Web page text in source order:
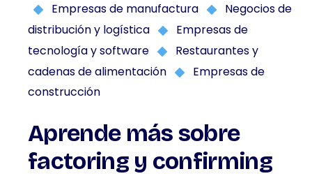
Empresas de manufactura
Negocios de
distribución y logística
Empresas de
tecnología y software
Restaurantes y
cadenas de alimentación
Empresas de
construcción
Aprende más sobre
factoring y confirming